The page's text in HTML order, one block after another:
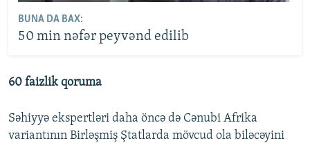
BUNA DA BAX:
50 min nəfər peyvənd edilib
60 faizlik qoruma
Səhiyyə ekspertləri daha öncə də Cənubi Afrika
variantının Birləşmiş Ştatlarda mövcud ola biləcəyini